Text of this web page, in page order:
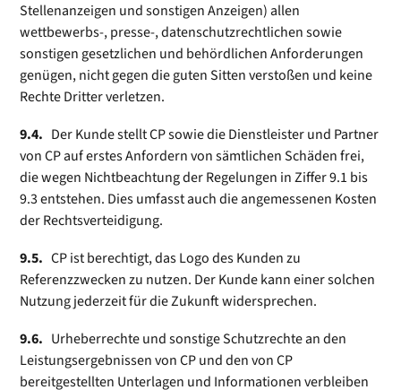
Stellenanzeigen und sonstigen Anzeigen) allen
wettbewerbs-, presse-, datenschutzrechtlichen sowie
sonstigen gesetzlichen und behördlichen Anforder­ungen
genügen, nicht gegen die guten Sitten verstoßen und keine
Rechte Dritter verletzen.
9.4. Der Kunde stellt CP sowie die Dienstleister und Partner
von CP auf erstes Anfordern von sämtlichen Schäden frei,
die wegen Nichtbeachtung der Regelungen in Ziffer 9.1 bis
9.3 entstehen. Dies umfasst auch die angemessenen Kosten
der Rechtsverteidigung.
9.5. CP ist berechtigt, das Logo des Kunden zu
Referenzzwecken zu nutzen. Der Kunde kann einer solchen
Nutzung jederzeit für die Zukunft widersprechen.
9.6. Urheberrechte und sonstige Schutz­rechte an den
Leistungsergebnissen von CP und den von CP
bereitgestellten Unterlagen und Informationen verbleiben